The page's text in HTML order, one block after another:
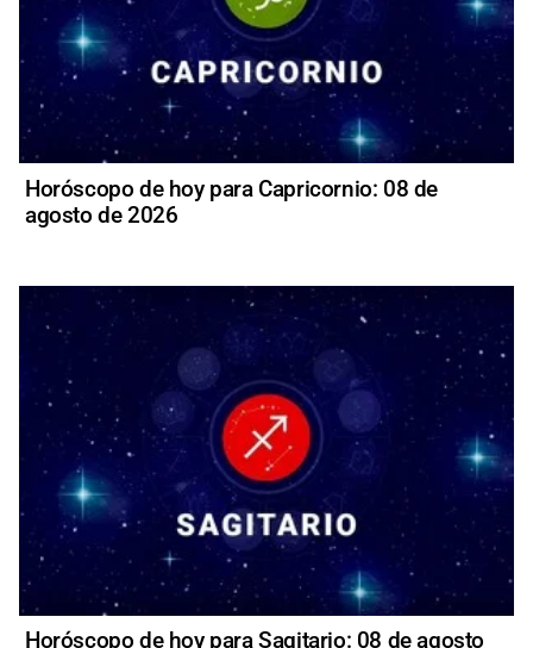
Horóscopo de hoy para Capricornio: 08 de
agosto de 2026
Horóscopo de hoy para Sagitario: 08 de agosto